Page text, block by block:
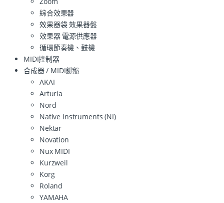
綜合效果器
效果器袋 效果器盤
效果器 電源供應器
循環節奏機、鼓機
MIDI控制器
合成器 / MIDI鍵盤
AKAI
Arturia
Nord
Native Instruments (NI)
Nektar
Novation
Nux MIDI
Kurzweil
Korg
Roland
YAMAHA